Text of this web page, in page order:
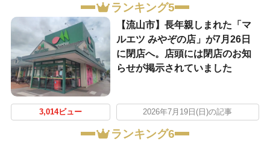
ランキング5
【流山市】長年親しまれた「マ
ルエツ みやぞの店」が7月26日
に閉店へ。店頭には閉店のお知
らせが掲示されていました
3,014ビュー 2026年7月19日(日)の記事
ランキング6